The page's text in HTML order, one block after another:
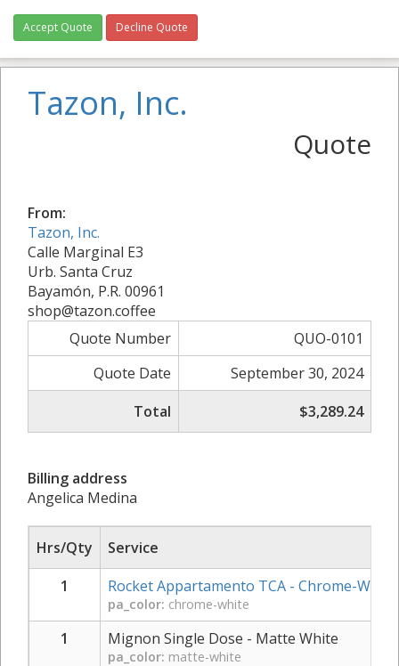
Accept Quote Decline Quote
Tazon, Inc.
Quote
From:
Tazon, Inc.
Calle Marginal E3
Urb. Santa Cruz
Bayamón, P.R. 00961
shop@tazon.coffee
Quote Number
QUO-0101
Quote Date
September 30, 2024
Total
$3,289.24
Billing address
Angelica Medina
Hrs/Qty
Service
1
Rocket Appartamento TCA - Chrome-White
pa_color: chrome-white
1 Mignon Single Dose - Matte White
pa_color: matte-white